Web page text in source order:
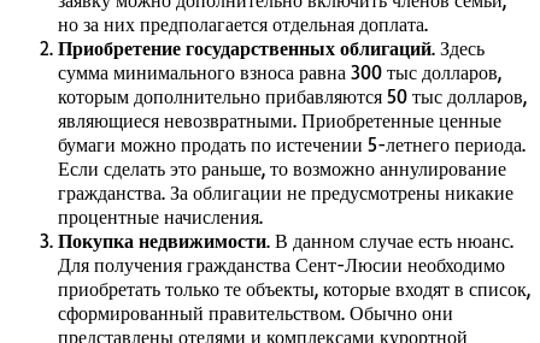
но за них предполагается отдельная доплата.
Приобретение государственных облигаций. Здесь
сумма минимального взноса равна 300 тыс долларов,
которым дополнительно прибавляются 50 тыс долларов,
являющиеся невозвратными. Приобретенные ценные
бумаги можно продать по истечении 5-летнего периода.
Если сделать это раньше, то возможно аннулирование
гражданства. За облигации не предусмотрены никакие
процентные начисления.
Покупка недвижимости. В данном случае есть нюанс.
Для получения гражданства Сент-Люсии необходимо
приобретать только те объекты, которые входят в список,
сформированный правительством. Обычно они
представлены отелями и комплексами курортной